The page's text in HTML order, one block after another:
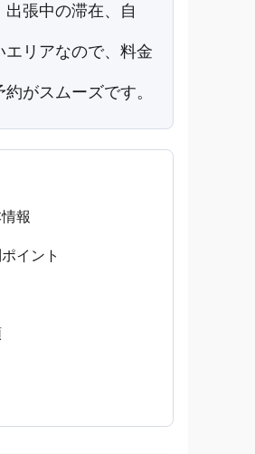
張中の滞在、自
リアなので、料金
がスムーズです。
報
イント